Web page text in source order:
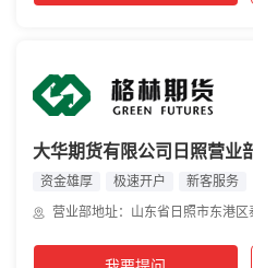
大华期货有限公司日照营业
资金雄厚 极速开户
新客服务
营业部地址：山东省日照市东港